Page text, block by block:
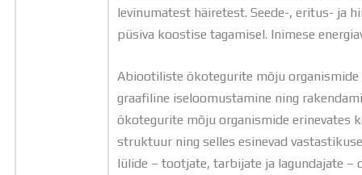
levinumatest häiretest. Seede-, eritus- ja
püsiva koostise tagamisel. Inimese
Abiootiliste ökotegurite mõju organismide
graafiline iseloomustamine ning
ökotegurite mõju organismide erinevates
struktuur ning selles esinevad
lülide – tootjate, tarbijate ja lagundajate –